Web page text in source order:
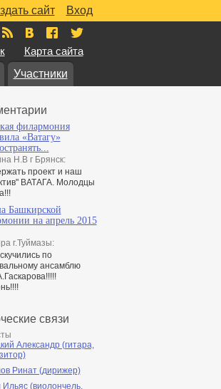
Вход
сайт
Карта сайта
Участники
филармония
«Ватагу»
Н.В г Брянск:
проект и наш
ВАТАГА. Молодцы
Башкирской
на апрель 2015
г.Туймазы:
по
ансамблю
связи
Александр (гитара,
Ринат (дирижер)
Ильяс (виолончель,